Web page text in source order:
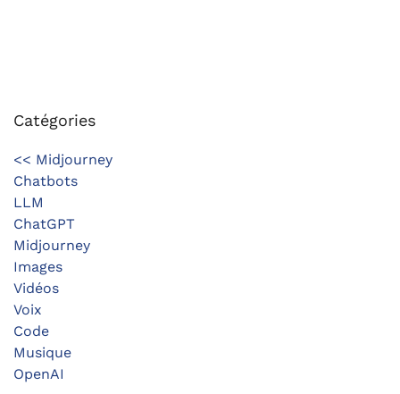
Catégories
<< Midjourney
Chatbots
LLM
ChatGPT
Midjourney
Images
Vidéos
Voix
Code
Musique
OpenAI